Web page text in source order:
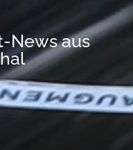
News aus